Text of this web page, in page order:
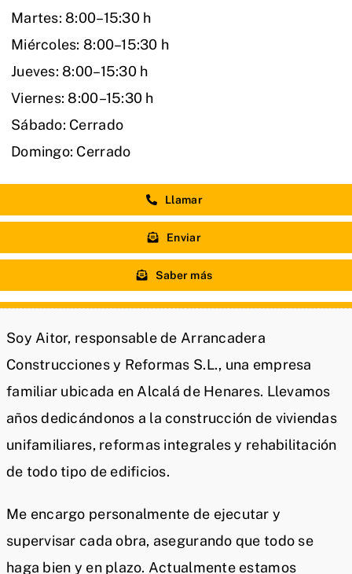
Soy Aitor, responsable de Arrancadera
Construcciones y Reformas S.L., una empresa
familiar ubicada en Alcalá de Henares. Llevamos
años dedicándonos a la construcción de viviendas
unifamiliares, reformas integrales y rehabilitación
de todo tipo de edificios.
Me encargo personalmente de ejecutar y
supervisar cada obra, asegurando que todo se
haga bien y en plazo. Actualmente estamos
Martes: 8:00–15:30 h
Miércoles: 8:00–15:30 h
Jueves: 8:00–15:30 h
Viernes: 8:00–15:30 h
Sábado: Cerrado
Domingo: Cerrado
Llamar
Enviar
Saber más